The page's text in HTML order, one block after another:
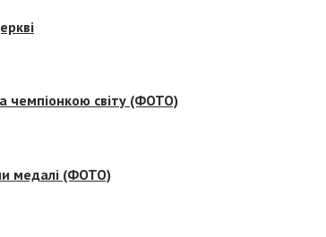
чемпіонкою світу (ФОТО)
медалі (ФОТО)